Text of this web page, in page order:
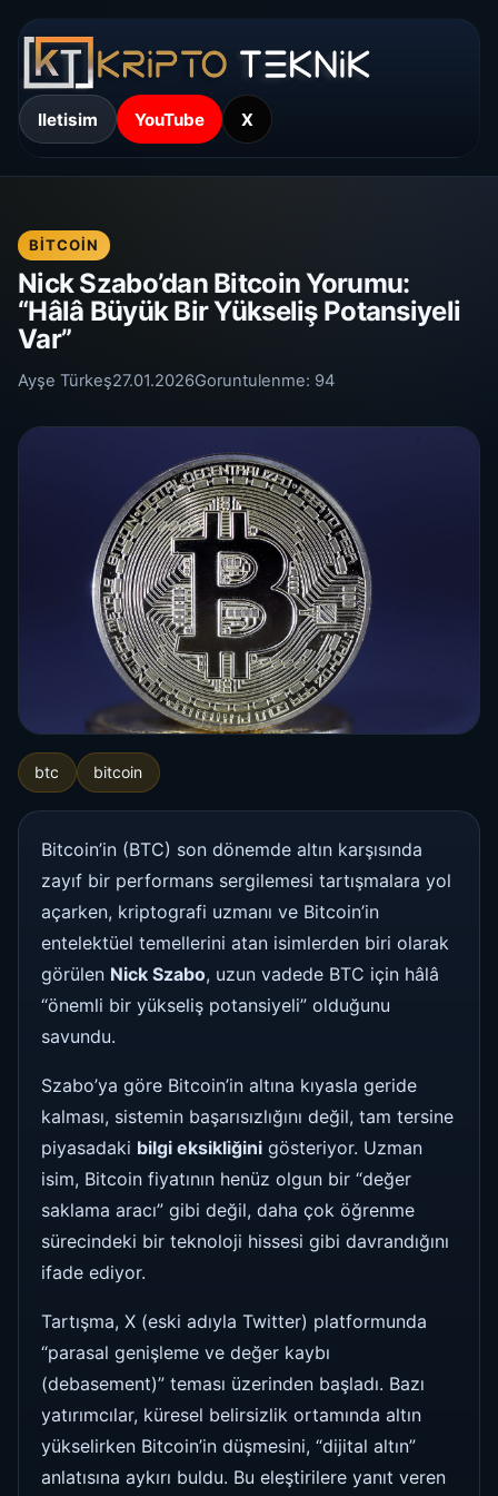
Iletisim YouTube X
BITCOIN
Nick Szabo’dan Bitcoin Yorumu:
“Hâlâ Büyük Bir Yükseliş Potansiyeli
Var”
Ayşe Türkeş27.01.2026Goruntulenme: 94
btc bitcoin
Bitcoin’in (BTC) son dönemde altın karşısında
zayıf bir performans sergilemesi tartışmalara yol
açarken, kriptografi uzmanı ve Bitcoin’in
entelektüel temellerini atan isimlerden biri olarak
görülen Nick Szabo, uzun vadede BTC için hâlâ
“önemli bir yükseliş potansiyeli” olduğunu
savundu.
Szabo’ya göre Bitcoin’in altına kıyasla geride
kalması, sistemin başarısızlığını değil, tam tersine
piyasadaki bilgi eksikliğini gösteriyor. Uzman
isim, Bitcoin fiyatının henüz olgun bir “değer
saklama aracı” gibi değil, daha çok öğrenme
sürecindeki bir teknoloji hissesi gibi davrandığını
ifade ediyor.
Tartışma, X (eski adıyla Twitter) platformunda
“parasal genişleme ve değer kaybı
(debasement)” teması üzerinden başladı. Bazı
yatırımcılar, küresel belirsizlik ortamında altın
yükselirken Bitcoin’in düşmesini, “dijital altın”
anlatısına aykırı buldu. Bu eleştirilere yanıt veren